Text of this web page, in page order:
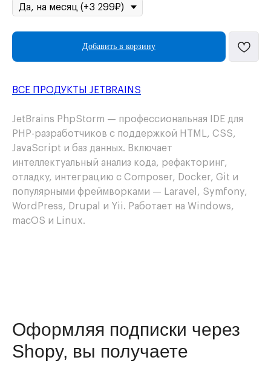
Добавить в корзину
ВСЕ ПРОДУКТЫ JETBRAINS
JetBrains PhpStorm — профессиональная IDE для
PHP-разработчиков с поддержкой HTML, CSS,
JavaScript и баз данных. Включает
интеллектуальный анализ кода, рефакторинг,
отладку, интеграцию с Composer, Docker, Git и
популярными фреймворками — Laravel, Symfony,
WordPress, Drupal и Yii. Работает на Windows,
macOS и Linux.
Оформляя подписки через
Shopy, вы получаете